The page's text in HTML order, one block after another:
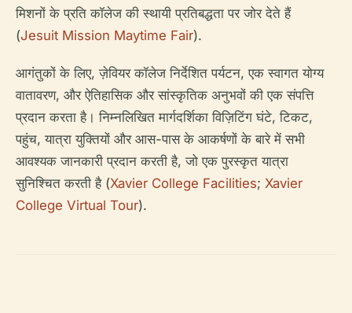
मिशनों के प्रति कॉलेज की स्थायी प्रतिबद्धता पर जोर देते हैं
(Jesuit Mission Maytime Fair).
आगंतुकों के लिए, ज़ेवियर कॉलेज निर्देशित पर्यटन, एक स्वागत योग्य
वातावरण, और ऐतिहासिक और सांस्कृतिक अनुभवों की एक संपत्ति
प्रदान करता है। निम्नलिखित मार्गदर्शिका विज़िटिंग घंटे, टिकट,
पहुंच, यात्रा युक्तियों और आस-पास के आकर्षणों के बारे में सभी
आवश्यक जानकारी प्रदान करती है, जो एक पुरस्कृत यात्रा
सुनिश्चित करती है (Xavier College Facilities; Xavier
College Virtual Tour).